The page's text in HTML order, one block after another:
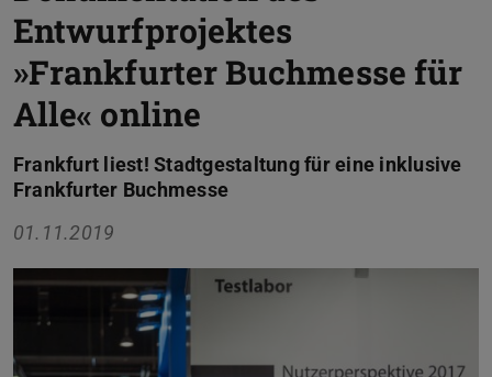
Entwurfprojektes
»Frankfurter Buchmesse für
Alle« online
Frankfurt liest! Stadtgestaltung für eine inklusive
Frankfurter Buchmesse
01.11.2019